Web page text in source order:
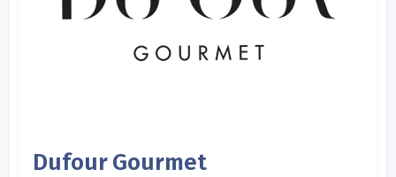
Dufour Gourmet